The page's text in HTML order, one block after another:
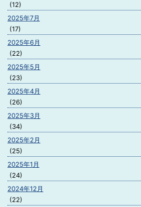
(12)
2025年7月
(17)
2025年6月
(22)
2025年5月
(23)
2025年4月
(26)
2025年3月
(34)
2025年2月
(25)
2025年1月
(24)
2024年12月
(22)